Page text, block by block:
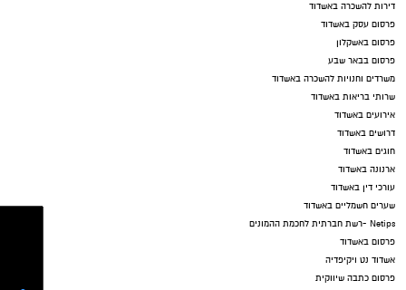
דירות להשכרה באשדוד
פרסום עסק באשדוד
פרסום באשקלון
פרסום בבאר שבע
משרדים וחנויות להשכרה באשדוד
שרותי בריאות באשדוד
אירועים באשדוד
דרושים באשדוד
חוגים באשדוד
ארנונה באשדוד
עורכי דין באשדוד
שערים חשמליים באשדוד
Netips -רשת חברתית לחכמת ההמונים
פרסום באשדוד
אשדוד נט ויקיפדיה
פרסום כתבה שיווקית